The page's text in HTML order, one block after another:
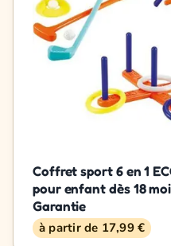
Coffret sport 6 en 1
pour enfant dès 18
Garantie
à partir de 17,99 €